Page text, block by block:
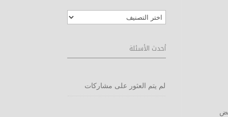
فئات
المقالات
أحدث الأسئلة
لم يتم العثور على مشاركات